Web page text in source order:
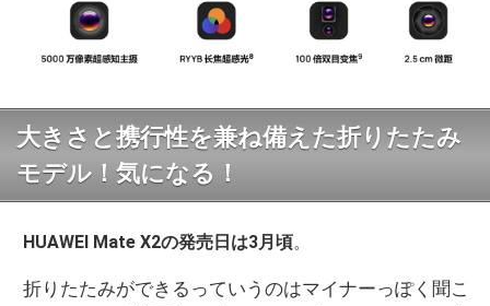
大きさと携行性を兼ね備えた折りたたみ
モデル！気になる！
HUAWEI Mate X2の発売日は3月頃。
折りたたみができるっていうのはマイナーっぽく聞こ